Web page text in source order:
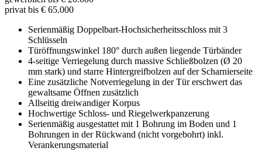
privat bis € 65.000
Serienmäßig Doppelbart-Hochsicherheitsschloss mit 3
Schlüsseln
Türöffnungswinkel 180° durch außen liegende Türbänder
4-seitige Verriegelung durch massive Schließbolzen (Ø 20
mm stark) und starre Hintergreifbolzen auf der Scharnierseite
Eine zusätzliche Notverriegelung in der Tür erschwert das
gewaltsame Öffnen zusätzlich
Allseitig dreiwandiger Korpus
Hochwertige Schloss- und Riegelwerkpanzerung
Serienmäßig ausgestattet mit 1 Bohrung im Boden und 1
Bohrungen in der Rückwand (nicht vorgebohrt) inkl.
Verankerungsmaterial